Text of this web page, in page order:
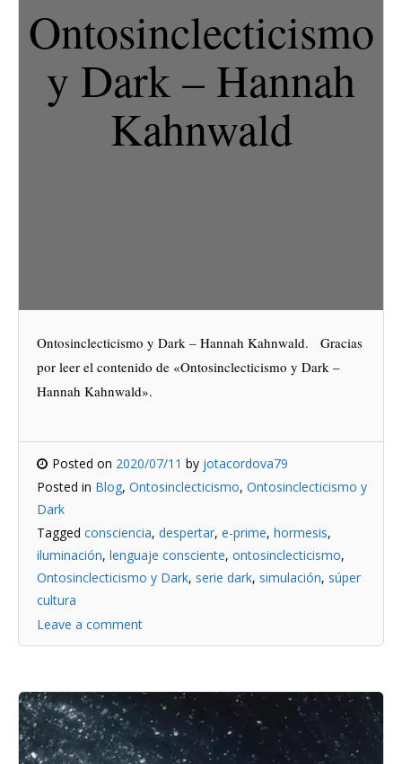
Ontosinclecticismo
y Dark – Hannah
Kahnwald
Ontosinclecticismo y Dark – Hannah Kahnwald. Gracias
por leer el contenido de «Ontosinclecticismo y Dark –
Hannah Kahnwald».
Posted on 2020/07/11 by jotacordova79
Posted in Blog, Ontosinclecticismo, Ontosinclecticismo y
Dark
Tagged consciencia, despertar, e-prime, hormesis,
iluminación, lenguaje consciente, ontosinclecticismo,
Ontosinclecticismo y Dark, serie dark, simulación, súper
cultura
Leave a comment